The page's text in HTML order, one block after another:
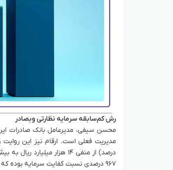
رش کم‌سابقه سرمایه نظارتی وبصادر
محسن سیفی، مدیرعامل بانک صادرات
۹۶۷ درصدی نسبت کفایت سرمایه بوده که بانک را از منفی ۰.۳ درصد در سال ۱۴۰۰ به ۲.۶ درصد در پایان سال ۱۴۰۳ رساند.